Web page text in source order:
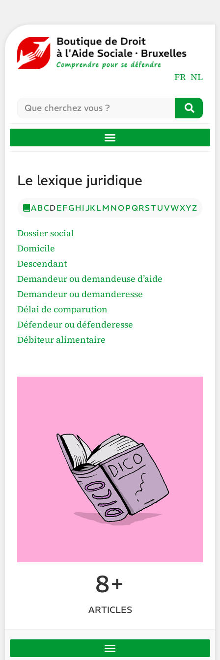
FR NL
Le lexique juridique
ABCDEFGH IJK LM NOPQRSTUVWXYZ
Dossier social
Domicile
Descendant
Demandeur ou demandeuse d’aide
Demandeur ou demanderesse
Délai de comparution
Défendeur ou défenderesse
Débiteur alimentaire
8+
ARTICLES